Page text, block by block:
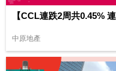
【CCL連跌2周共0.45%
中原地產